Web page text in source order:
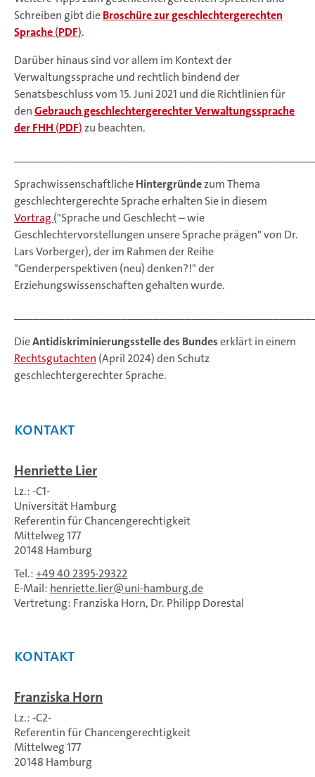
Schreiben gibt dieBroschüre zur geschlechtergerechten
Sprache(PDF).
Darüber hinaus sind vor allem im Kontext der
Verwaltungssprache und rechtlich bindend der
Senatsbeschluss vom 15. Juni 2021 und die Richtlinien für
denGebrauch geschlechtergerechter Verwaltungssprache
der FHH (PDF)zu beachten.
SprachwissenschaftlicheHintergründezum Thema
geschlechtergerechte Sprache erhalten Sie in diesem
Vortrag ("Sprache und Geschlecht – wie
Geschlechtervorstellungen unsere Sprache prägen" von Dr.
Lars Vorberger), der im Rahmen der Reihe
"Genderperspektiven (neu) denken?!" der
Erziehungswissenschaften gehalten wurde.
DieAntidiskriminierungsstelle des Bundeserklärt in einem
Rechtsgutachten (April 2024) den Schutz
geschlechtergerechter Sprache.
Kontakt
Henriette Lier
Lz.: -C1-
Universität Hamburg
Referentin für Chancengerechtigkeit
Mittelweg 177
20148 Hamburg
Tel.:+49 40 2395-29322
E-Mail: henriette.lier
uni-hamburg.de
Vertretung: Franziska Horn, Dr. Philipp Dorestal
Kontakt
Franziska Horn
Lz.: -C2-
Referentin für Chancengerechtigkeit
Mittelweg 177
20148 Hamburg